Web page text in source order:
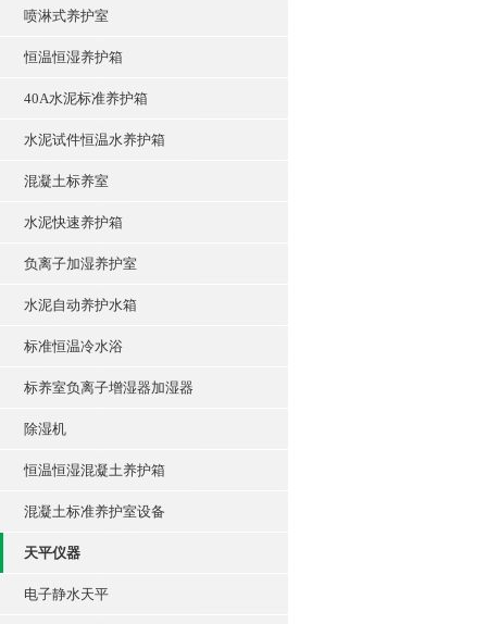
喷淋式养护室
恒温恒湿养护箱
40A水泥标准养护箱
水泥试件恒温水养护箱
混凝土标养室
水泥快速养护箱
负离子加湿养护室
水泥自动养护水箱
标准恒温冷水浴
标养室负离子增湿器加湿器
除湿机
恒温恒湿混凝土养护箱
混凝土标准养护室设备
天平仪器
电子静水天平